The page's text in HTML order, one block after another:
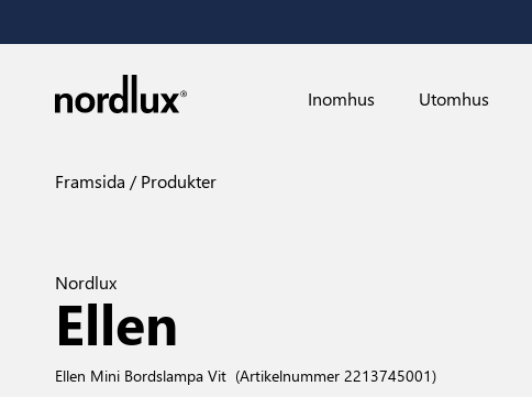
Inomhus Utomhus
Framsida Produkter
Nordlux
Ellen
Ellen Mini Bordslampa Vit (Artikelnummer 2213745001)